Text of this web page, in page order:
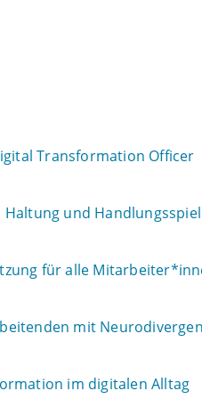
Transformation Officer
Haltung und
für alle
mit
im digitalen Alltag